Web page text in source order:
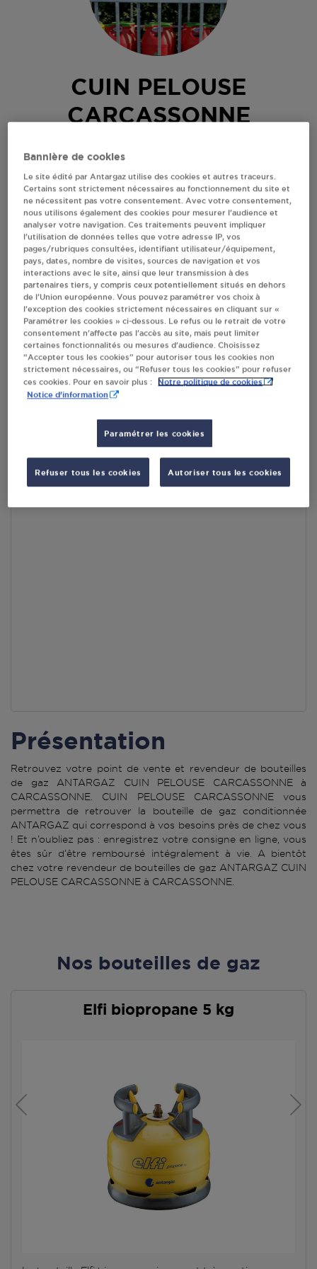
CUIN PELOUSE
CARCASSONNE
690 BOULEVARD DENIS PAPIN
11000CARCASSONNE
Revendeur de bouteilles de gaz
S'Y RENDRE
AFFICHER LE TÉLÉPHONE
RECEVOIR LES COORDONNÉES DU REVENDEUR
En cliquant sur « S’y rendre », j’autorise le traitement
d’informations (dont mon adresse IP) et leur transfert hors UE
par Google Maps afin d’afficher la carte.
En savoir plus
Accès
Présentation
Retrouvez votre point de vente et revendeur de bouteilles
de gaz ANTARGAZ CUIN PELOUSE CARCASSONNE à
CARCASSONNE. CUIN PELOUSE CARCASSONNE vous
permettra de retrouver la bouteille de gaz conditionnée
ANTARGAZ qui correspond à vos besoins près de chez vous
! Et n’oubliez pas : enregistrez votre consigne en ligne, vous
êtes sûr d’être remboursé intégralement à vie. A bientôt
chez votre revendeur de bouteilles de gaz ANTARGAZ CUIN
PELOUSE CARCASSONNE à CARCASSONNE.
Nos bouteilles de gaz
Elfi biopropane 5 kg
Bannière de cookies
Le site édité par Antargaz utilise des cookies et autres traceurs.
Certains sont strictement nécessaires au fonctionnement du site et
ne nécessitent pas votre consentement. Avec votre consentement,
nous utilisons également des cookies pour mesurer l’audience et
analyser votre navigation. Ces traitements peuvent impliquer
l’utilisation de données telles que votre adresse IP, vos
pages/rubriques consultées, identifiant utilisateur/équipement,
pays, dates, nombre de visites, sources de navigation et vos
interactions avec le site, ainsi que leur transmission à des
partenaires tiers, y compris ceux potentiellement situés en dehors
de l’Union européenne. Vous pouvez paramétrer vos choix à
l’exception des cookies strictement nécessaires en cliquant sur «
Paramétrer les cookies » ci-dessous. Le refus ou le retrait de votre
consentement n’affecte pas l’accès au site, mais peut limiter
certaines fonctionnalités ou mesures d’audience. Choisissez
“Accepter tous les cookies” pour autoriser tous les cookies non
strictement nécessaires, ou “Refuser tous les cookies” pour refuser
ces cookies. Pour en savoir plus :
Notre politique de cookies
Notice d'information
Paramétrer les cookies
Refuser tous les cookies Autoriser tous les cookies